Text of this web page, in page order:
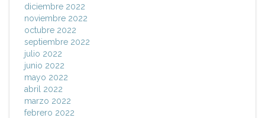
diciembre 2022
noviembre 2022
octubre 2022
septiembre 2022
julio 2022
junio 2022
mayo 2022
abril 2022
marzo 2022
febrero 2022